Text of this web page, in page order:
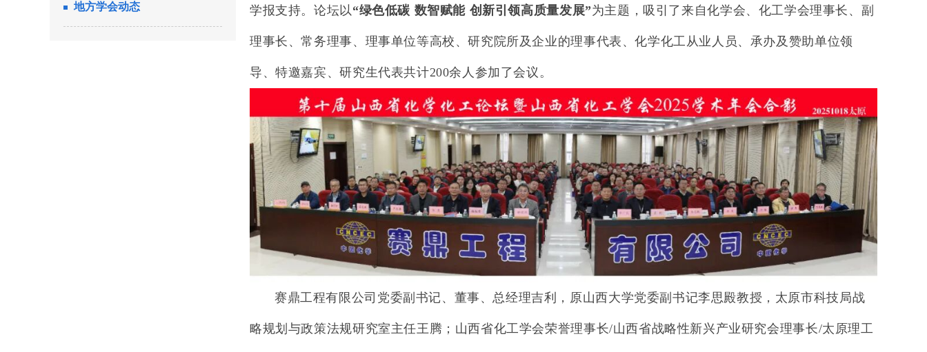
地方学会动态 学报支持。论坛以“绿色低碳 数智赋能 创新引领高质量发展”为主题，吸引了来自化学会、化工学会理事长、副
理事长、常务理事、理事单位等高校、研究院所及企业的理事代表、化学化工从业人员、承办及赞助单位领
导、特邀嘉宾、研究生代表共计200余人参加了会议。
赛鼎工程有限公司党委副书记、董事、总经理吉利，原山西大学党委副书记李思殿教授，太原市科技局战
略规划与政策法规研究室主任王腾；山西省化工学会荣誉理事长/山西省战略性新兴产业研究会理事长/太原理工